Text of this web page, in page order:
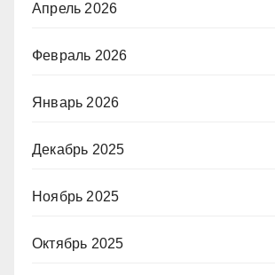
Апрель 2026
Февраль 2026
Январь 2026
Декабрь 2025
Ноябрь 2025
Октябрь 2025